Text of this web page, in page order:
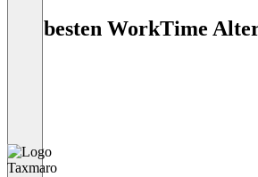
Die besten WorkTime
Taxmaro